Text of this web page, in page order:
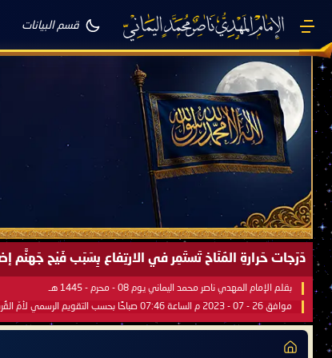
قسم البيانات
دَرَجات حَرارةِ المُنَاخ تَستَمِر في الارتِفاع بِسَبَب فَيْح
بقلم الإمام المهدي ناصر محمد اليماني يوم 08 - محرم - 1445 هـ
موافق 26 - 07 - 2023 م الساعة 07:46 صباحًا بحسب التقويم الرسمي لأمّ القُرى